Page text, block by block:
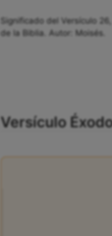
Significado del Versículo
de la Biblia. Autor: Moisés.
Versículo Éxodo